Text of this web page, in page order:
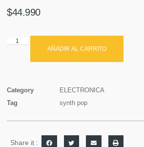
$44.990
AÑADIR AL CARRITO
Category
ELECTRONICA
Tag
synth pop
Share it :